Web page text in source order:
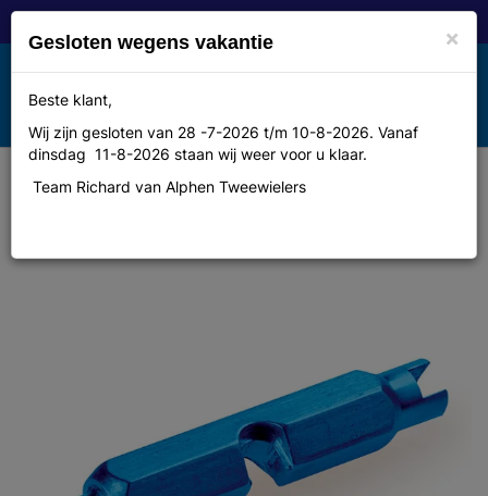
Toggle
navigation
MENU
Park tool Ventieltool parktool vc-1c
×
Gesloten wegens vakantie
Beste klant,
Wij zijn gesloten van 28 -7-2026 t/m 10-8-2026. Vanaf
dinsdag 11-8-2026 staan wij weer voor u klaar.
Team Richard van Alphen Tweewielers